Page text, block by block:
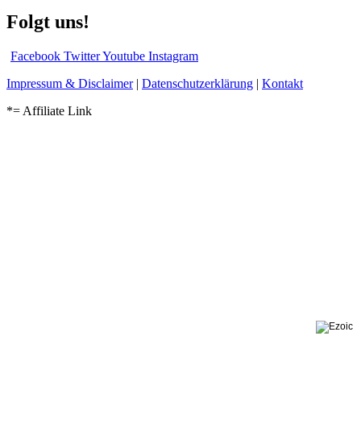
Folgt uns!
Facebook TwitterYoutube Instagram
Impressum & Disclaimer| Datenschutzerklärung | Kontakt
*= Affiliate Link